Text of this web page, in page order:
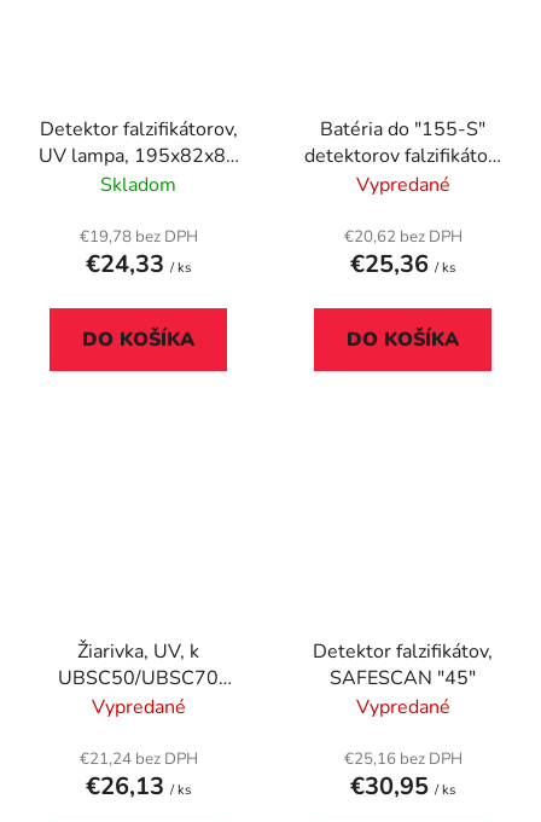
Detektor falzifikátorov,
UV lampa, 195x82x82
mm, CASHTECH
Skladom
€19,78 bez DPH
€24,33 / ks
DO KOŠÍKA
Batéria do "155-S"
detektorov falzifikátov,
SAFESCAN
Vypredané
€20,62 bez DPH
€25,36 / ks
DO KOŠÍKA
Žiarivka, UV, k
UBSC50/UBSC70
detektorom falzifikátov,
Vypredané
€21,24 bez DPH
€26,13 / ks
Detektor falzifikátov,
SAFESCAN "45"
Vypredané
€25,16 bez DPH
€30,95 / ks